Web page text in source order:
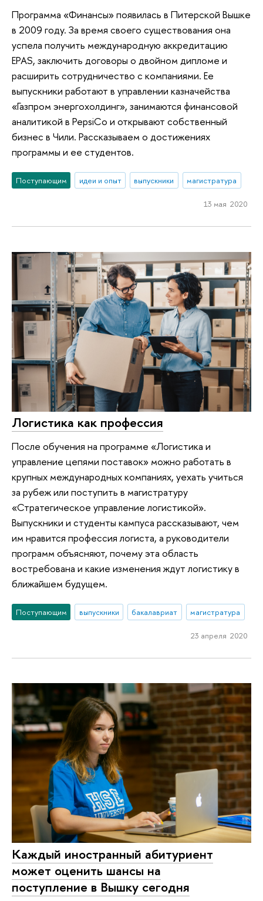
Программа «Финансы» появилась в Питерской Вышке
в 2009 году. За время своего существования она
успела получить международную аккредитацию
EPAS, заключить договоры о двойном дипломе и
расширить сотрудничество с компаниями. Ее
выпускники работают в управлении казначейства
«Газпром энергохолдинг», занимаются финансовой
аналитикой в PepsiCo и открывают собственный
бизнес в Чили. Рассказываем о достижениях
программы и ее студентов.
Поступающим идеи и опыт выпускники магистратура
13 мая 2020
Логистика как профессия
После обучения на программе «Логистика и
управление цепями поставок» можно работать в
крупных международных компаниях, уехать учиться
за рубеж или поступить в магистратуру
«Стратегическое управление логистикой».
Выпускники и студенты кампуса рассказывают, чем
им нравится профессия логиста, а руководители
программ объясняют, почему эта область
востребована и какие изменения ждут логистику в
ближайшем будущем.
Поступающим выпускники бакалавриат магистратура
23 апреля 2020
Каждый иностранный абитуриент
может оценить шансы на
поступление в Вышку сегодня